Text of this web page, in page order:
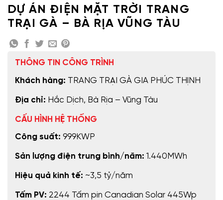
DỰ ÁN ĐIỆN MẶT TRỜI TRANG
TRẠI GÀ – BÀ RỊA VŨNG TÀU
THÔNG TIN CÔNG TRÌNH
Khách hàng: TRANG TRẠI GÀ GIA PHÚC THỊNH
Địa chỉ: Hắc Dịch, Bà Rịa – Vũng Tàu
CẤU HÌNH HỆ THỐNG
Công suất: 999KWP
Sản lượng điện trung bình/năm: 1.440MWh
Hiệu quả kinh tế: ~3,5 tỷ/năm
Tấm PV: 2244 Tấm pin Canadian Solar 445Wp